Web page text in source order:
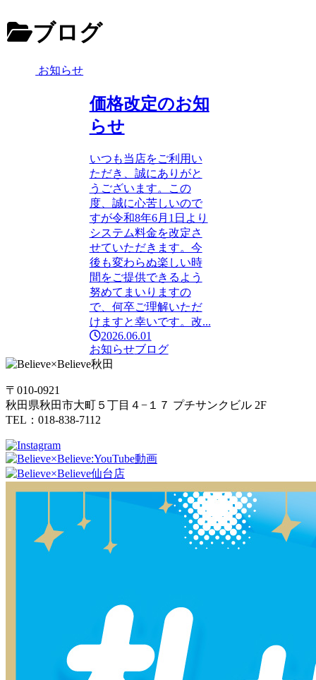
ブログ
お知らせ
価格改定のお知
らせ
いつも当店をご利用い
ただき、誠にありがと
うございます。この
度、誠に心苦しいので
すが令和8年6月1日より
システム料金を改定さ
せていただきます。今
後も変わらぬ楽しい時
間をご提供できるよう
努めてまいりますの
で、何卒ご理解いただ
けますと幸いです。改...
2026.06.01
お知らせブログ
〒010-0921
秋田県秋田市大町５丁目４−１７ プチサンクビル 2F
TEL：018-838-7112